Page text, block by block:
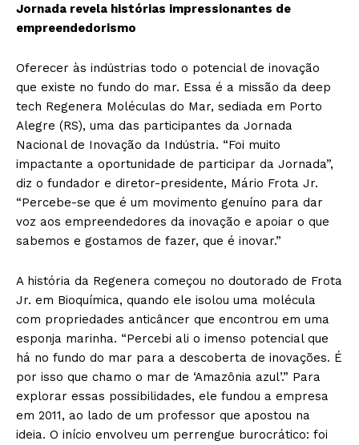
Jornada revela histórias impressionantes de
empreendedorismo
Oferecer às indústrias todo o potencial de inovação
que existe no fundo do mar. Essa é a missão da deep
tech Regenera Moléculas do Mar, sediada em Porto
Alegre (RS), uma das participantes da Jornada
Nacional de Inovação da Indústria. “Foi muito
impactante a oportunidade de participar da Jornada”,
diz o fundador e diretor-presidente, Mário Frota Jr.
“Percebe-se que é um movimento genuíno para dar
voz aos empreendedores da inovação e apoiar o que
sabemos e gostamos de fazer, que é inovar.”
A história da Regenera começou no doutorado de Frota
Jr. em Bioquímica, quando ele isolou uma molécula
com propriedades anticâncer que encontrou em uma
esponja marinha. “Percebi ali o imenso potencial que
há no fundo do mar para a descoberta de inovações. É
por isso que chamo o mar de ‘Amazônia azul’.” Para
explorar essas possibilidades, ele fundou a empresa
em 2011, ao lado de um professor que apostou na
ideia. O início envolveu um perrengue burocrático: foi